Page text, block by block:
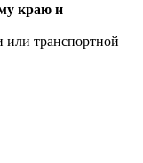
краю и
или транспортной